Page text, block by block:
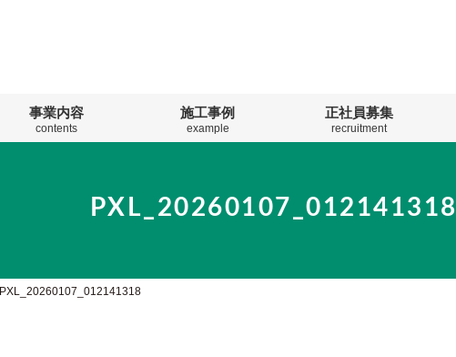
事業内容
contents
施工事例
example
正社員募集
recruitment
PXL_20260107_012141318
PXL_20260107_012141318